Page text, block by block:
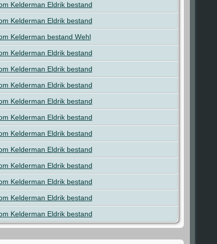
Kelderman Eldrik bestand
Kelderman Eldrik bestand
Kelderman bestand Wehl
Kelderman Eldrik bestand
Kelderman Eldrik bestand
Kelderman Eldrik bestand
Kelderman Eldrik bestand
Kelderman Eldrik bestand
Kelderman Eldrik bestand
Kelderman Eldrik bestand
Kelderman Eldrik bestand
Kelderman Eldrik bestand
Kelderman Eldrik bestand
Kelderman Eldrik bestand